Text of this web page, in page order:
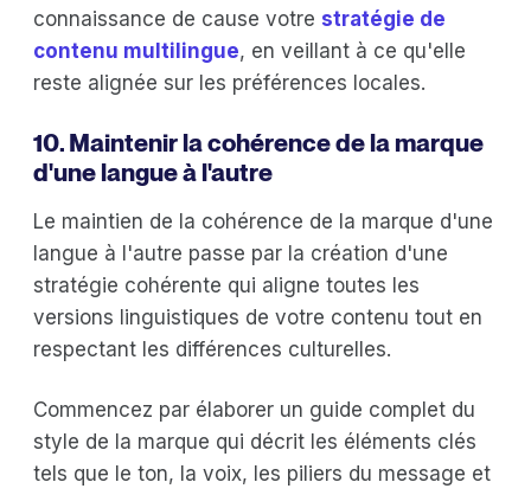
connaissance de cause votre stratégie de
contenu multilingue, en veillant à ce qu'elle
reste alignée sur les préférences locales.
10. Maintenir la cohérence de la marque
d'une langue à l'autre
Le maintien de la cohérence de la marque d'une
langue à l'autre passe par la création d'une
stratégie cohérente qui aligne toutes les
versions linguistiques de votre contenu tout en
respectant les différences culturelles.
Commencez par élaborer un guide complet du
style de la marque qui décrit les éléments clés
tels que le ton, la voix, les piliers du message et